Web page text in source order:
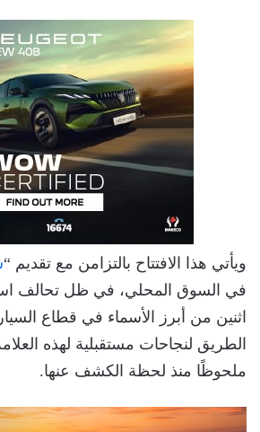
ويأتي هذا الافتتاح بالتزامن مع تقديم “
في السوق المحلي، في ظل تحالف
اثنين من أبرز الأسماء في قطاع
الطريق لنجاحات مستقبلية لهذه
ملحوظًا منذ لحظة الكشف عنها.